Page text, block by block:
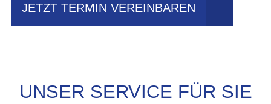
JETZT TERMIN VEREINBAREN
UNSER SERVICE FÜR SIE